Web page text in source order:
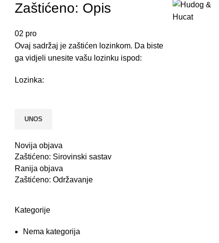
Zaštićeno: Opis
02 pro
Ovaj sadržaj je zaštićen lozinkom. Da biste
ga vidjeli unesite vašu lozinku ispod:
Lozinka:
Novija objava
Zaštićeno: Sirovinski sastav
Ranija objava
Zaštićeno: Održavanje
Kategorije
Nema kategorija